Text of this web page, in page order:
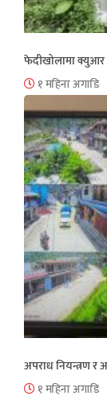
फेदीखोलामा क्युआर
१ महिना अगाडि
अपराध नियन्त्रण र
१ महिना अगाडि